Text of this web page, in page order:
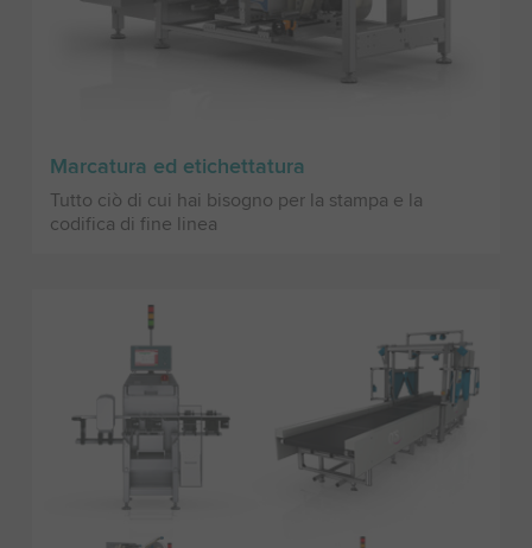
Marcatura ed etichettatura
Tutto ciò di cui hai bisogno per la stampa e la
codifica di fine linea